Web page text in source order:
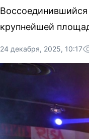
Воссоединившийся
крупнейшей
24 декабря, 2025, 10:17